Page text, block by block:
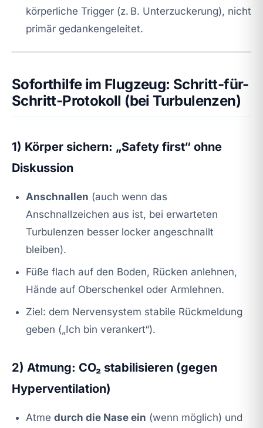
körperliche Trigger (z. B. Unterzuckerung), nicht
primär gedankengeleitet.
Soforthilfe im Flugzeug: Schritt-für-
Schritt-Protokoll (bei Turbulenzen)
1) Körper sichern: „Safety first“ ohne
Diskussion
Anschnallen (auch wenn das
Anschnallzeichen aus ist, bei erwarteten
Turbulenzen besser locker angeschnallt
bleiben).
Füße flach auf den Boden, Rücken anlehnen,
Hände auf Oberschenkel oder Armlehnen.
Ziel: dem Nervensystem stabile Rückmeldung
geben („Ich bin verankert“).
2) Atmung: CO₂ stabilisieren (gegen
Hyperventilation)
Atme durch die Nase ein (wenn möglich) und